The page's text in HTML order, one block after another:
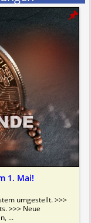
1. Mai!
umgestellt. >>>
>>> Neue
...